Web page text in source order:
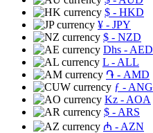
$ - HKD
¥ - JPY
$ - NZD
Dhs - AED
L - ALL
֏ - AMD
ƒ - ANG
Kz - AOA
$ - ARS
₼ - AZN